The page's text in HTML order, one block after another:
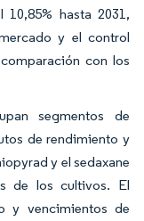
hasta 2031,
y el control
con los
segmentos de
de rendimiento y
y el sedaxane
de los cultivos. El
y vencimientos de